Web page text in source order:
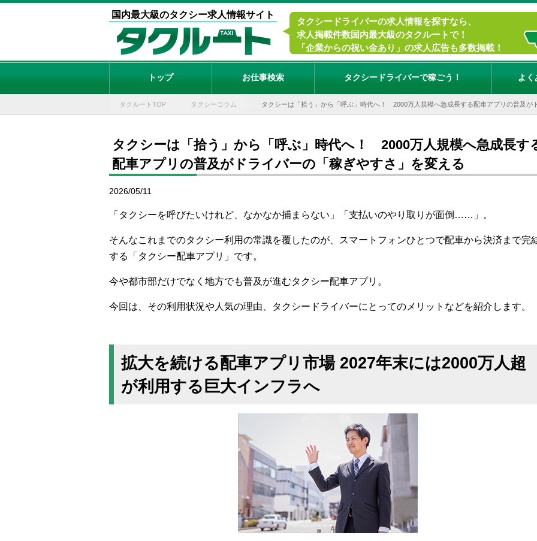
国内最大級のタクシー求人情報サイト
タクシードライバーの求人情報を探すなら、
求人掲載件数国内最大級のタクルートで！
「企業からの祝い金あり」の求人広告も多数掲載！
トップ お仕事検索 タクシードライバーで稼ごう！ よ
タクルートTOP タクシーコラム タクシーは「拾う」から「呼ぶ」時代へ！ 2000万人規模へ急成長する配車アプリの普及が
タクシーは「拾う」から「呼ぶ」時代へ！ 2000万人規模へ急成長す
配車アプリの普及がドライバーの「稼ぎやすさ」を変える
2026/05/11
「タクシーを呼びたいけれど、なかなか捕まらない」「支払いのやり取りが面倒……」。
そんなこれまでのタクシー利用の常識を覆したのが、スマートフォンひとつで配車から決済まで完
する「タクシー配車アプリ」です。
今や都市部だけでなく地方でも普及が進むタクシー配車アプリ。
今回は、その利用状況や人気の理由、タクシードライバーにとってのメリットなどを紹介します。
拡大を続ける配車アプリ市場 2027年末には2000万人超
が利用する巨大インフラへ